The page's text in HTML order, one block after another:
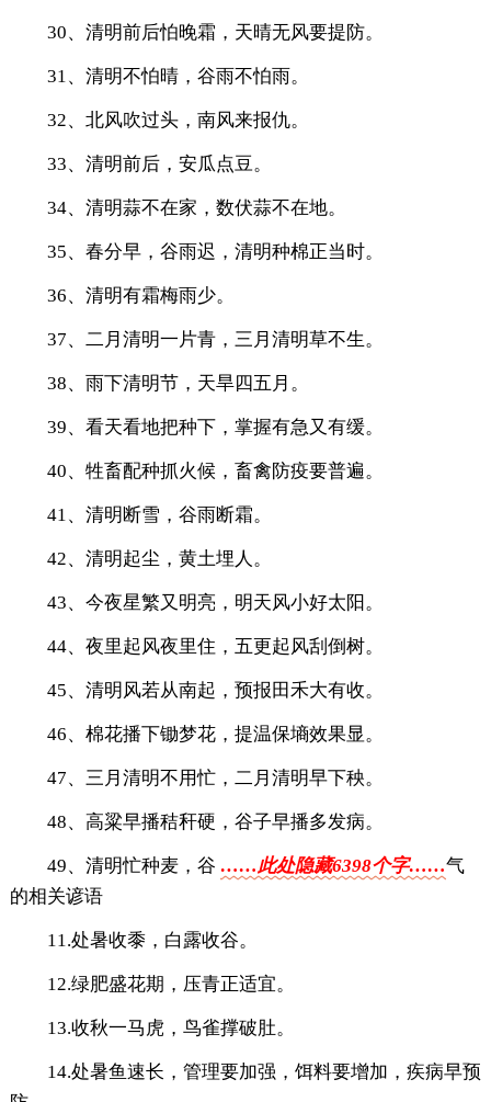
30、清明前后怕晚霜，天晴无风要提防。
31、清明不怕晴，谷雨不怕雨。
32、北风吹过头，南风来报仇。
33、清明前后，安瓜点豆。
34、清明蒜不在家，数伏蒜不在地。
35、春分早，谷雨迟，清明种棉正当时。
36、清明有霜梅雨少。
37、二月清明一片青，三月清明草不生。
38、雨下清明节，天旱四五月。
39、看天看地把种下，掌握有急又有缓。
40、牲畜配种抓火候，畜禽防疫要普遍。
41、清明断雪，谷雨断霜。
42、清明起尘，黄土埋人。
43、今夜星繁又明亮，明天风小好太阳。
44、夜里起风夜里住，五更起风刮倒树。
45、清明风若从南起，预报田禾大有收。
46、棉花播下锄梦花，提温保墒效果显。
47、三月清明不用忙，二月清明早下秧。
48、高粱早播秸秆硬，谷子早播多发病。
49、清明忙种麦，谷 ……此处隐藏6398个字……气
的相关谚语
11.处暑收黍，白露收谷。
12.绿肥盛花期，压青正适宜。
13.收秋一马虎，鸟雀撑破肚。
14.处暑鱼速长，管理要加强，饵料要增加，疾病早预